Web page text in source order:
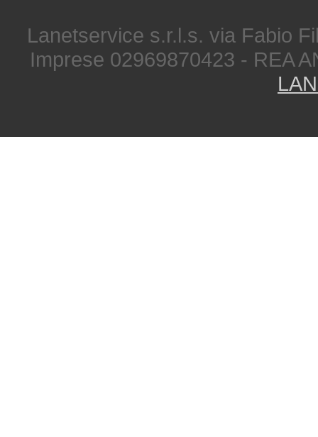
Lanetservice s.r.l.s. via Fabio
Imprese 02969870423 - REA